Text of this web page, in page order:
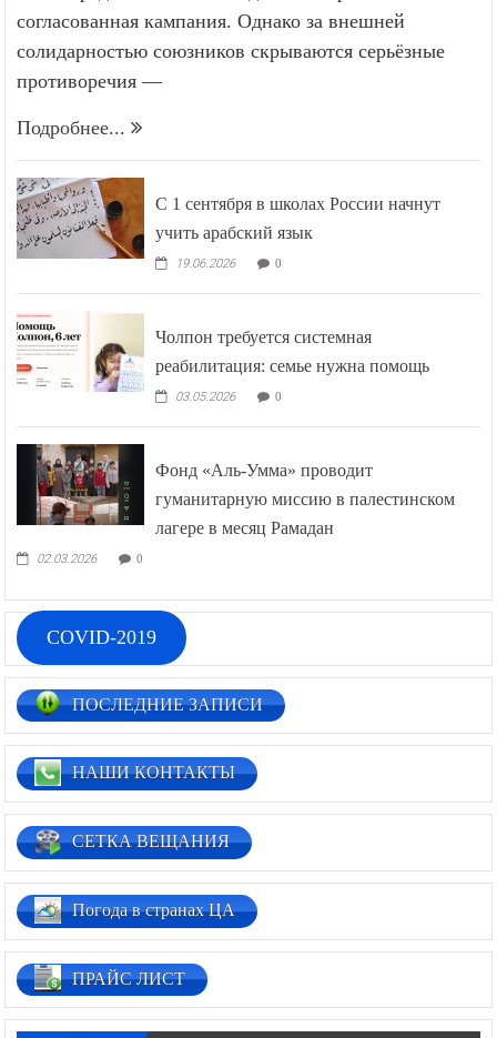
согласованная кампания. Однако за внешней
солидарностью союзников скрываются серьёзные
противоречия —
Подробнее...
С 1 сентября в школах России начнут
учить арабский язык
19.06.2026 0
Чолпон требуется системная
реабилитация: семье нужна помощь
03.05.2026 0
Фонд «Аль-Умма» проводит
гуманитарную миссию в палестинском
лагере в месяц Рамадан
02.03.2026 0
COVID-2019
ПОСЛЕДНИЕ ЗАПИСИ
НАШИ КОНТАКТЫ
СЕТКА ВЕЩАНИЯ
Погода в странах ЦА
ПРАЙС ЛИСТ